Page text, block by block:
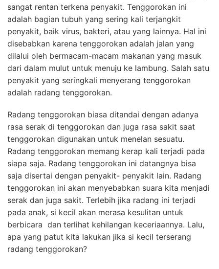
sangat rentan terkena penyakit. Tenggorokan ini
adalah bagian tubuh yang sering kali terjangkit
penyakit, baik virus, bakteri, atau yang lainnya. Hal ini
disebabkan karena tenggorokan adalah jalan yang
dilalui oleh bermacam-macam makanan yang masuk
dari dalam mulut untuk menuju ke lambung. Salah satu
penyakit yang seringkali menyerang tenggorokan
adalah radang tenggorokan.
Radang tenggorokan biasa ditandai dengan adanya
rasa serak di tenggorokan dan juga rasa sakit saat
tenggorokan digunakan untuk menelan sesuatu.
Radang tenggorokan memang kerap kali terjadi pada
siapa saja. Radang tenggorokan ini datangnya bisa
saja disertai dengan penyakit- penyakit lain. Radang
tenggorokan ini akan menyebabkan suara kita menjadi
serak dan juga sakit. Terlebih jika radang ini terjadi
pada anak, si kecil akan merasa kesulitan untuk
berbicara dan terlihat kehilangan keceriaannya. Lalu,
apa yang patut kita lakukan jika si kecil terserang
radang tenggorokan?